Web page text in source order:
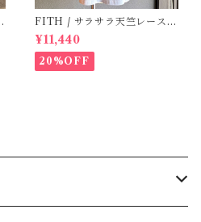
FITH / サラサラ天竺レースT
シャツ (BL) / 145・155
¥11,440
20%OFF